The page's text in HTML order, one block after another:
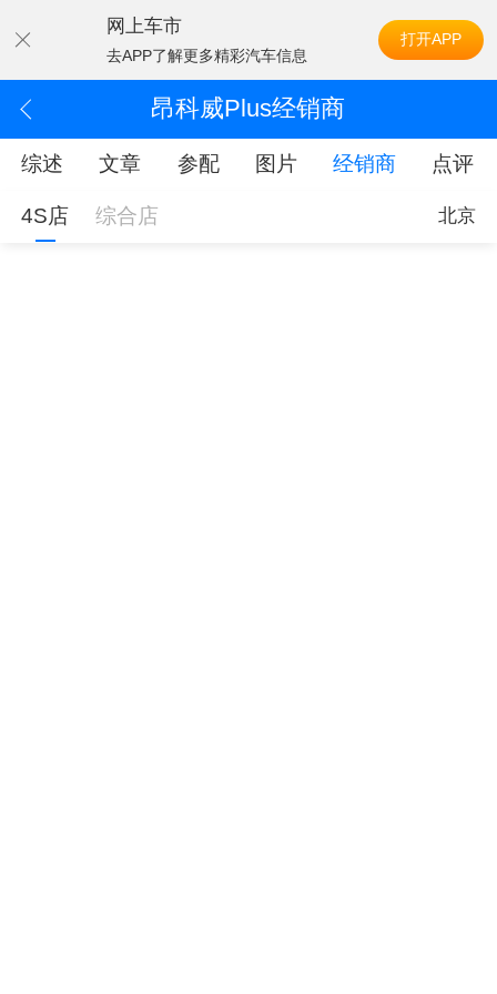
网上车市
去APP了解更多精彩汽车信息
打开APP
昂科威Plus经销商
综述 文章 参配 图片 经销商 点评
4S店 综合店 北京